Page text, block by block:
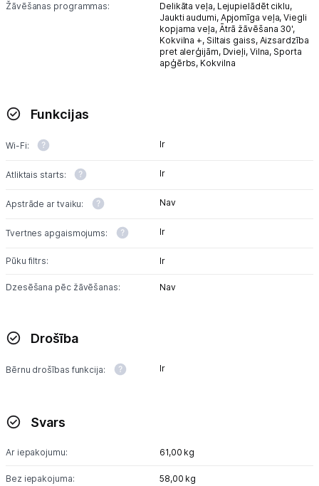
Žāvēšanas programmas: Delikāta veļa, Lejupielādēt ciklu,
Jaukti audumi, Apjomīga veļa,Viegli
kopjama veļa, Ātrā žāvēšana 30',
Kokvilna +, Siltais gaiss, Aizsardzība
pret alerģijām, Dvieļi, Vilna, Sporta
apģērbs, Kokvilna
Funkcijas
Wi-Fi: Ir
Atliktais starts: Ir
Apstrāde ar tvaiku: Nav
Tvertnes apgaismojums: Ir
Pūku filtrs: Ir
Dzesēšana pēc žāvēšanas: Nav
Drošība
Bērnu drošības funkcija: Ir
Svars
Ar iepakojumu: 61,00 kg
Bez iepakojuma: 58,00 kg